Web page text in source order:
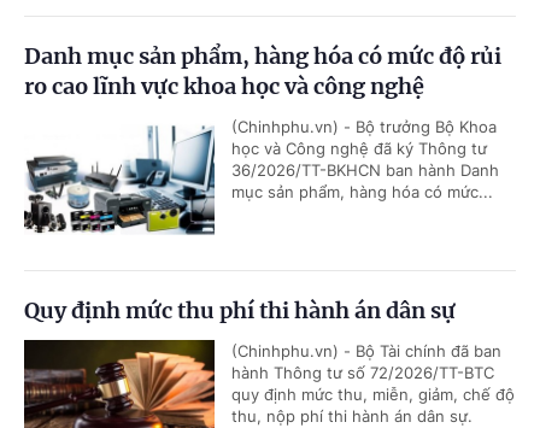
Danh mục sản phẩm, hàng hóa có mức độ rủi
ro cao lĩnh vực khoa học và công nghệ
(Chinhphu.vn) - Bộ trưởng Bộ Khoa
học và Công nghệ đã ký Thông tư
36/2026/TT-BKHCN ban hành Danh
mục sản phẩm, hàng hóa có mức...
Quy định mức thu phí thi hành án dân sự
(Chinhphu.vn) - Bộ Tài chính đã ban
hành Thông tư số 72/2026/TT-BTC
quy định mức thu, miễn, giảm, chế độ
thu, nộp phí thi hành án dân sự.